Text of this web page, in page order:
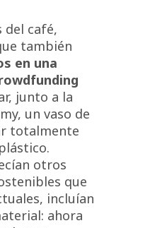
del café,
también
en una
junto a la
un vaso de
totalmente
otros
que
incluían
ahora